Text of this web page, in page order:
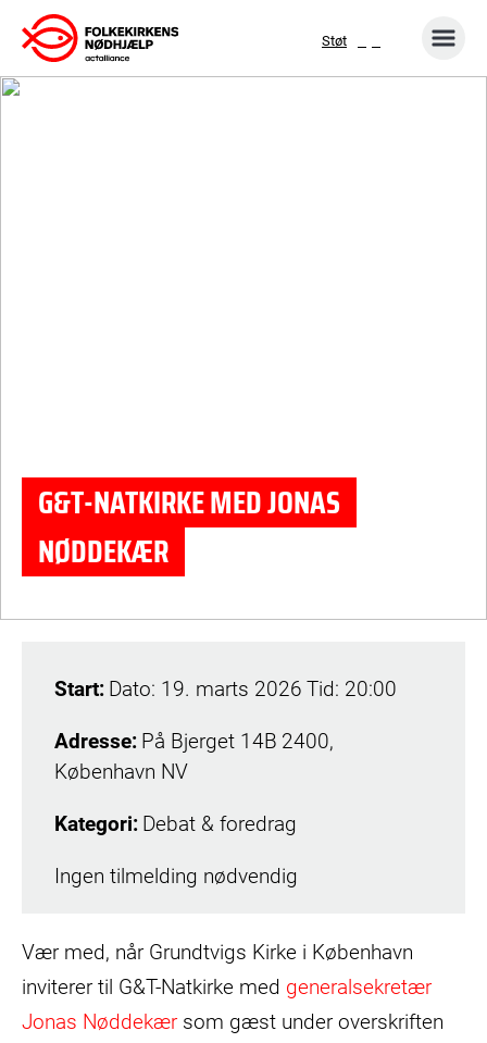
Gå
til
indhold
Støt
G&T-NATKIRKE MED JONAS
NØDDEKÆR
Start: Dato: 19. marts 2026 Tid: 20:00
Adresse: På Bjerget 14B 2400,
København NV
Kategori: Debat & foredrag
Ingen tilmelding nødvendig
Vær med, når Grundtvigs Kirke i København
inviterer til G&T-Natkirke med generalsekretær
Jonas Nøddekær som gæst under overskriften